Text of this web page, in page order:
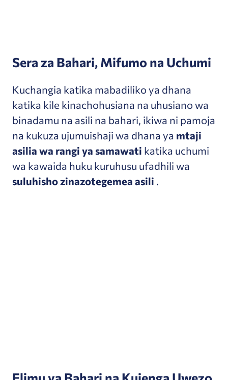
Sera za Bahari, Mifumo na Uchumi
Kuchangia katika mabadiliko ya dhana
katika kile kinachohusiana na uhusiano wa
binadamu na asili na bahari, ikiwa ni pamoja
na kukuza ujumuishaji wa dhana ya mtaji
asilia wa rangi ya samawati katika uchumi
wa kawaida huku kuruhusu ufadhili wa
suluhisho zinazotegemea asili .